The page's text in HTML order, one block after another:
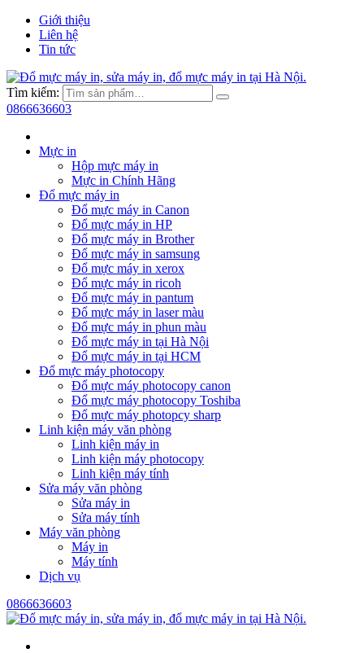
Giới thiệu
Liên hệ
Tin tức
Tìm kiếm:
0866636603
Mực in
Hộp mực máy in
Mực in Chính Hãng
Đổ mực máy in
Đổ mực máy in Canon
Đổ mực máy in HP
Đổ mực máy in Brother
Đổ mực máy in samsung
Đổ mực máy in xerox
Đổ mực máy in ricoh
Đổ mực máy in pantum
Đổ mực máy in laser màu
Đổ mực máy in phun màu
Đổ mực máy in tại Hà Nội
Đổ mực máy in tại HCM
Đổ mực máy photocopy
Đổ mực máy photocopy canon
Đổ mực máy photocopy Toshiba
Đổ mực máy photopcy sharp
Linh kiện máy văn phòng
Linh kiện máy in
Linh kiện máy photocopy
Linh kiện máy tính
Sửa máy văn phòng
Sửa máy in
Sửa máy tính
Máy văn phòng
Máy in
Máy tính
Dịch vụ
0866636603